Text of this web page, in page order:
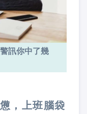
訊你中了幾
，上班腦袋